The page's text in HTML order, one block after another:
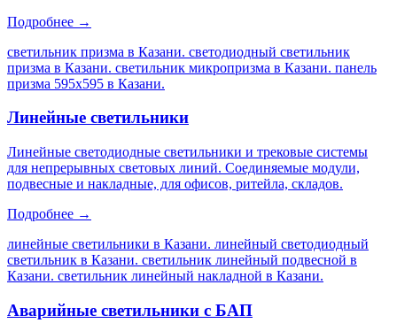
Подробнее →
светильник призма в Казани. светодиодный светильник
призма в Казани. светильник микропризма в Казани. панель
призма 595х595 в Казани.
Линейные светильники
Линейные светодиодные светильники и трековые системы
для непрерывных световых линий. Соединяемые модули,
подвесные и накладные, для офисов, ритейла, складов.
Подробнее →
линейные светильники в Казани. линейный светодиодный
светильник в Казани. светильник линейный подвесной в
Казани. светильник линейный накладной в Казани.
Аварийные светильники с БАП